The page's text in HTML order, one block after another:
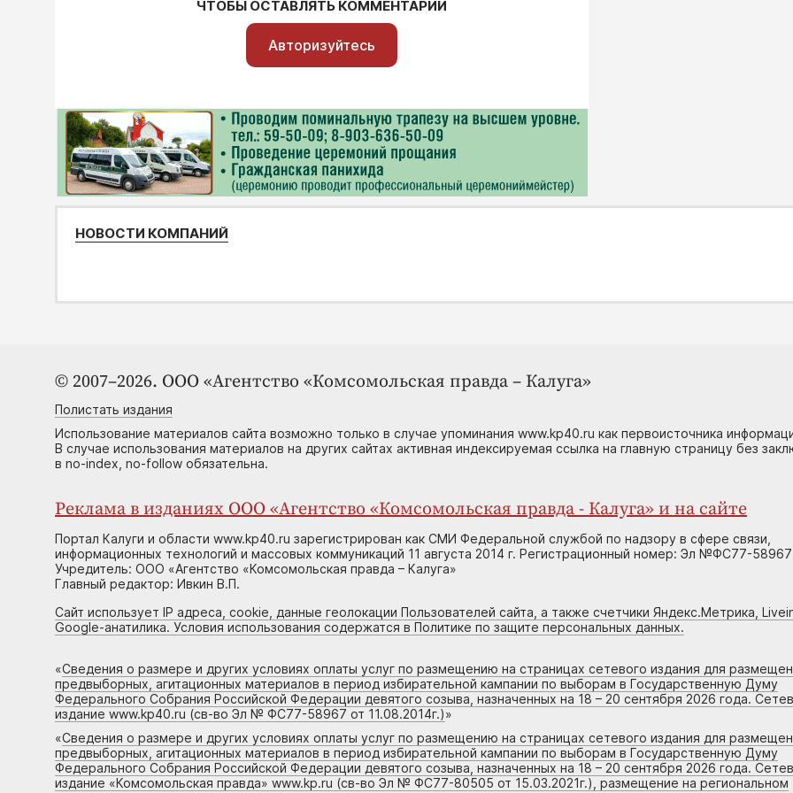
ЧТОБЫ ОСТАВЛЯТЬ КОММЕНТАРИИ
Авторизуйтесь
НОВОСТИ КОМПАНИЙ
© 2007–2026. ООО «Агентство «Комсомольская правда – Калуга»
Полистать издания
Использование материалов сайта возможно только в случае упоминания www.kp40.ru как первоисточника
В случае использования материалов на других сайтах активная индексируемая ссылка на главную страницу без
в no-index, no-follow обязательна.
Реклама в изданиях ООО «Агентство «Комсомольская правда - Калуга» и на сайте
Портал Калуги и области www.kp40.ru зарегистрирован как СМИ Федеральной службой по надзору в сфере связи,
информационных технологий и массовых коммуникаций 11 августа 2014 г. Регистрационный номер: Эл №ФС77-58967
Учредитель: ООО «Агентство «Комсомольская правда – Калуга»
Главный редактор: Ивкин В.П.
Сайт использует IP адреса, cookie, данные геолокации Пользователей сайта, а также счетчики Яндекс.Метрика,
Google-анатилика. Условия использования содержатся в Политике по защите персональных данных.
«Сведения о размере и других условиях оплаты услуг по размещению на страницах сетевого издания для
предвыборных, агитационных материалов в период избирательной кампании по выборам в Государственную Думу
Федерального Собрания Российской Федерации девятого созыва, назначенных на 18 – 20 сентября 2026 года.
издание www.kp40.ru (св-во Эл № ФС77-58967 от 11.08.2014г.)»
«Сведения о размере и других условиях оплаты услуг по размещению на страницах сетевого издания для
предвыборных, агитационных материалов в период избирательной кампании по выборам в Государственную Думу
Федерального Собрания Российской Федерации девятого созыва, назначенных на 18 – 20 сентября 2026 года.
издание «Комсомольская правда» www.kp.ru (св-во Эл № ФС77-80505 от 15.03.2021г.), размещение на региональном